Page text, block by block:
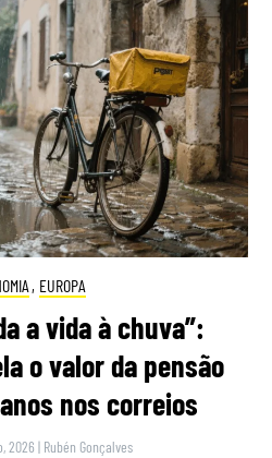
, EUROPA
a vida à chuva”:
o valor da pensão
nos correios
2026 | Rubén Gonçalves